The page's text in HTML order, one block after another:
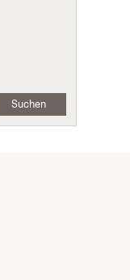
Suchen